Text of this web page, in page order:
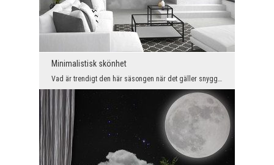
Minimalistisk skönhet
Vad är trendigt den här säsongen när det gäller snygg inredning? Kontraster förstås! Det är därfö...